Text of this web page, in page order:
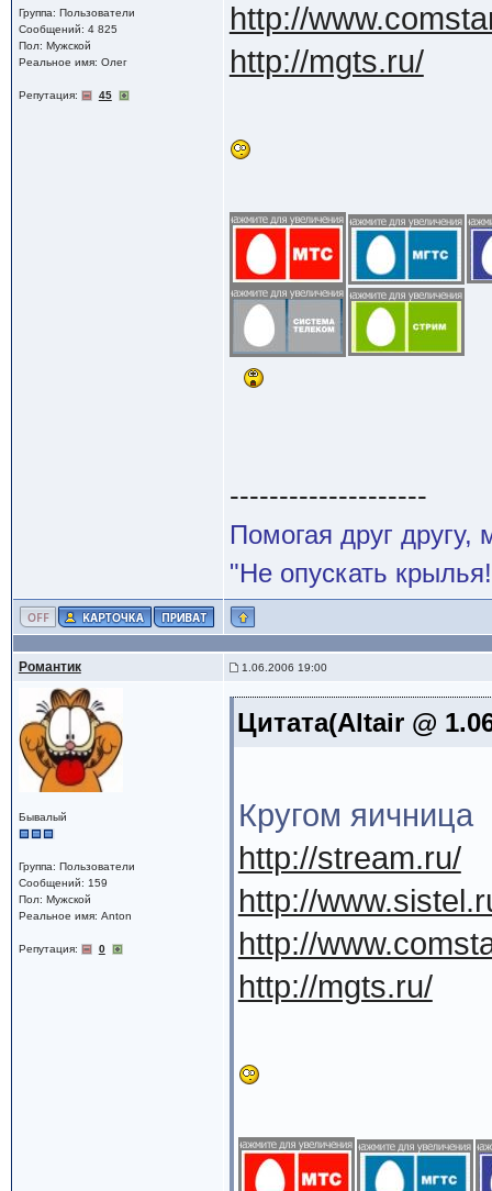
Группа: Пользователи
Сообщений: 4 825
Пол: Мужской
Реальное имя: Олег
Репутация: 45
http://
http://mgts.ru/
--------------------
Помогая друг
"Не опускать
Романтик 1.06.2006 19:00
Бывалый
Группа: Пользователи
Сообщений: 159
Пол: Мужской
Реальное имя: Anton
Репутация: 0
Цитата(Altair @
Кругом яичница
http://stream.ru/
http://
http://
http://mgts.ru/